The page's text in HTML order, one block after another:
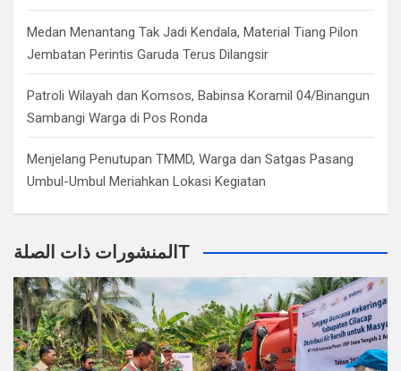
Medan Menantang Tak Jadi Kendala, Material Tiang Pilon
Jembatan Perintis Garuda Terus Dilangsir
Patroli Wilayah dan Komsos, Babinsa Koramil 04/Binangun
Sambangi Warga di Pos Ronda
Menjelang Penutupan TMMD, Warga dan Satgas Pasang
Umbul-Umbul Meriahkan Lokasi Kegiatan
المنشورات ذات الصلةT